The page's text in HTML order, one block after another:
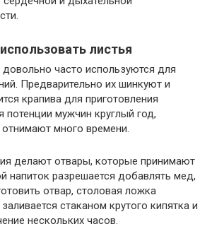
листья
часто используются для
Предварительно их шинкуют и
крапива для приготовления
потенции мужчин круглый год,
много времени.
делают отвары, которые принимают
напиток разрешается добавлять мед,
отвар, столовая ложка
стаканом крутого кипятка и
нескольких часов.